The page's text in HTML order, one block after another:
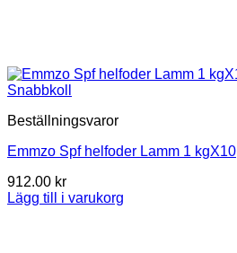
Snabbkoll
Beställningsvaror
Emmzo Spf helfoder Lamm 1 kgX10
912.00 kr
Lägg till i varukorg